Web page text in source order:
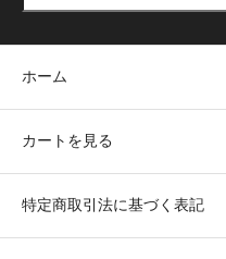
ホーム
カートを見る
特定商取引法に基づく表記